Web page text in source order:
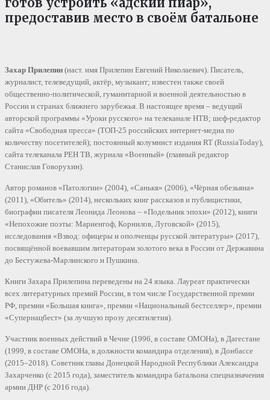
предоставив место в своём батальоне
Захар Прилепин (наст. имя Прилепин Евгений Николаевич). Писатель,
журналист, телеведущий, актёр, музыкант; известен также своей
общественно-политической, гуманитарной и военной деятельностью в
России и странах ближнего зарубежья. В настоящее время – ведущий
авторской программы «Уроки русского» на телеканале НТВ; шеф-редактор
сайта «Свободная пресса» (ТОП-25 российских интернет-медиа по
количеству посетителей); постоянный колумнист издания RT (RussiaToday),
сайта телеканала РЕН ТВ, журнала «Военный» (главный редактор
Станислав Говорухин).
Автор романов «Патологии» (2004), «Санькя» (2006), «Чёрная обезьяна»
(2011), «Обитель» (2014), нескольких книг рассказов и публицистики,
биографии писателя Леонида Леонова – «Подельник эпохи» (2012), книги
«Непохожие поэты: Мариенгоф, Корнилов, Луговской» (2015),
исследования «Взвод: офицеры и ополченцы русской литературы» (2017),
посвящённой воевавшим литераторам золотого века в России от Державина
до Бестужева-Марлинского и Пушкина.
Книги Захара Прилепина переведены на 24 языка. Лауреат практически
всех литературных премий России, в том числе Государственной премии
РФ, премии «Большая книга», премии «Национальный бестселлер», премии
«Супернацбест» (за лучшую прозу десятилетия).
Участник военных действий в Чечне (1996, в составе ОМОНа), в Дагестане
(1999, в составе ОМОНа, в должности командира отделения), в Донбассе
(2015–2018). Советник главы Донецкой Народной Республики Александра
Захарченко (с 2015 года), заместитель командира батальона спецназначения
армии ДНР (с 2016 года).